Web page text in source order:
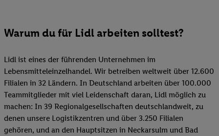
Warum du für Lidl arbeiten solltest?
Lidl ist eines der führenden Unternehmen im
Lebensmitteleinzelhandel. Wir betreiben weltweit über 12.600
Filialen in 32 Ländern. In Deutschland arbeiten über 100.000
Teammitglieder mit viel Leidenschaft daran, Lidl möglich zu
machen: In 39 Regionalgesellschaften deutschlandweit, zu
denen unsere Logistikzentren und über 3.250 Filialen
gehören, und an den Hauptsitzen in Neckarsulm und Bad